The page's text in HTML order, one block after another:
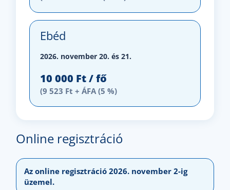
Ebéd
2026. november 20. és 21.
10 000 Ft / fő
(9 523 Ft + ÁFA (5 %)
Online regisztráció
Az online regisztráció 2026. november 2-ig
üzemel.